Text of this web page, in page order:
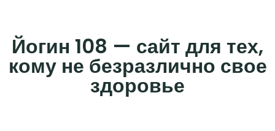
content
Йогин 108 — сайт для тех,
кому не безразлично свое
здоровье